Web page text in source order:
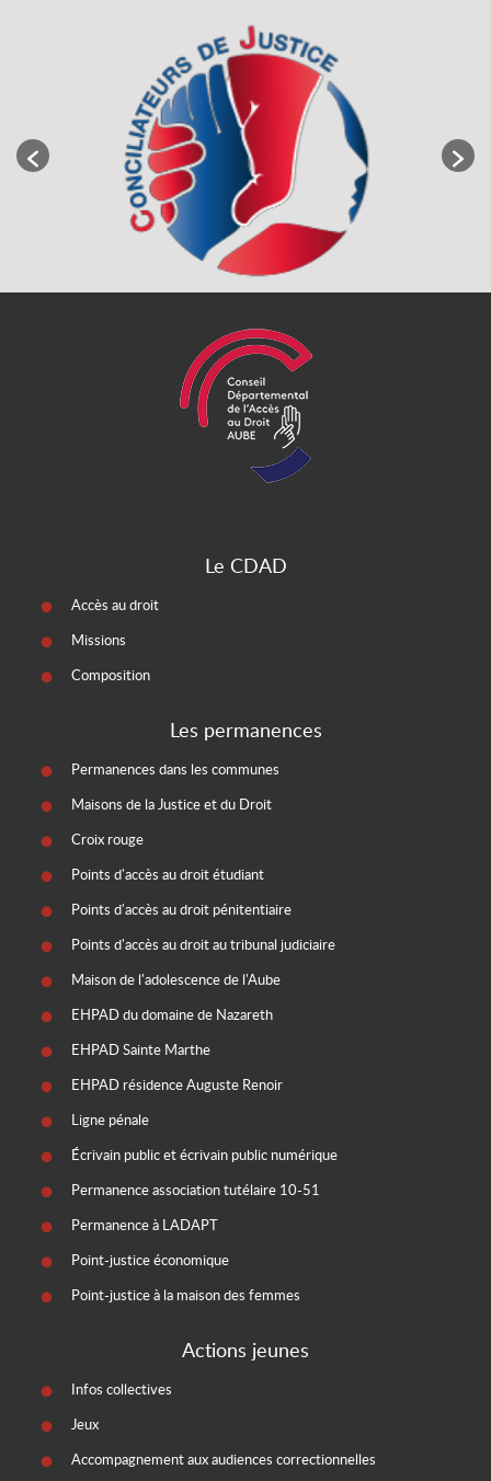
Le CDAD
Accès au droit
Missions
Composition
Les permanences
Permanences dans les communes
Maisons de la Justice et du Droit
Croix rouge
Points d'accès au droit étudiant
Points d'accès au droit pénitentiaire
Points d'accès au droit au tribunal judiciaire
Maison de l'adolescence de l'Aube
EHPAD du domaine de Nazareth
EHPAD Sainte Marthe
EHPAD résidence Auguste Renoir
Ligne pénale
Écrivain public et écrivain public numérique
Permanence association tutélaire 10-51
Permanence à LADAPT
Point-justice économique
Point-justice à la maison des femmes
Actions jeunes
Infos collectives
Jeux
Accompagnement aux audiences correctionnelles